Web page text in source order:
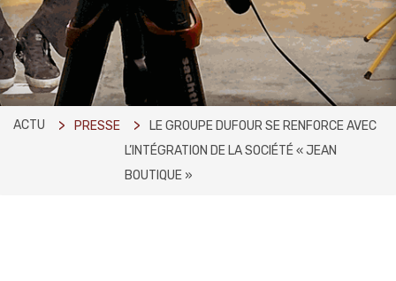
ACTU PRESSE
LE GROUPE DUFOUR SE RENFORCE AVEC
L’INTÉGRATION DE LA SOCIÉTÉ « JEAN
BOUTIQUE »